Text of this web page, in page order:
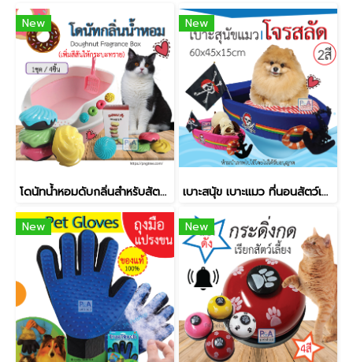
New
โดนัทน้ำหอมดับกลิ่นสำหรับสัตว์​เลี้ยง​ กลิ่นอโรมาเธอราพี / 1ชุด มี4ชิ้น
New
เบาะสนุัข เบาะแมว ที่นอนสัตว์เลี้ยง / ลายโจรสลัด / ขนาด60x45x15cm
New New